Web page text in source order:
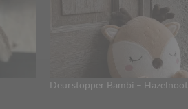
Deurstopper Bambi – Hazelnoot